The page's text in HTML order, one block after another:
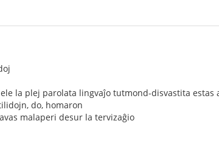
la plej parolata lingvaĵo tutmond-disvastita estas
do, homaron
malaperi desur la tervizaĝio